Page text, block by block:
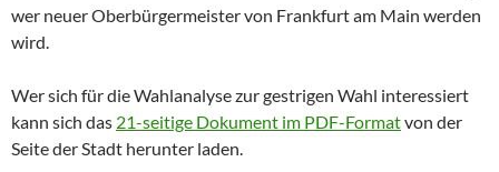
wer neuer Oberbürgermeister von Frankfurt am Main werden
wird.
Wer sich für die Wahlanalyse zur gestrigen Wahl interessiert
kann sich das 21-seitige Dokument im PDF-Formatvon der
Seite der Stadt herunter laden.